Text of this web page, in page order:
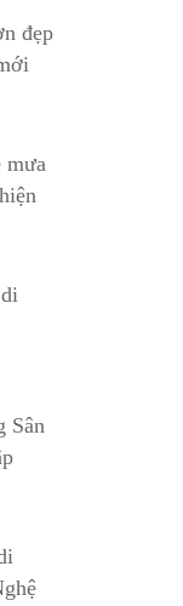
đẹp
mưa
Sân